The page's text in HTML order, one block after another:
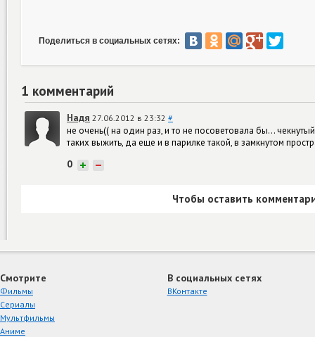
Поделиться в социальных сетях:
1 комментарий
Надя 27.06.2012 в 23:32 #
не очень(( на один раз, и то не посоветовала бы...
таких выжить, да еще и в парилке такой, в замкнутом
0 + −
Чтобы оставить
Смотрите
Фильмы
Сериалы
Мультфильмы
Аниме
В социальных сетях
ВКонтакте